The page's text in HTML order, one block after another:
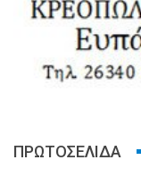
ΠΡΩΤΟΣΕΛΙΔΑ